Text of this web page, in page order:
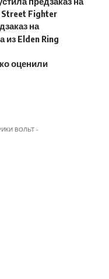
Fighter
на
Elden Ring
оценили
ВОЛЬТ -